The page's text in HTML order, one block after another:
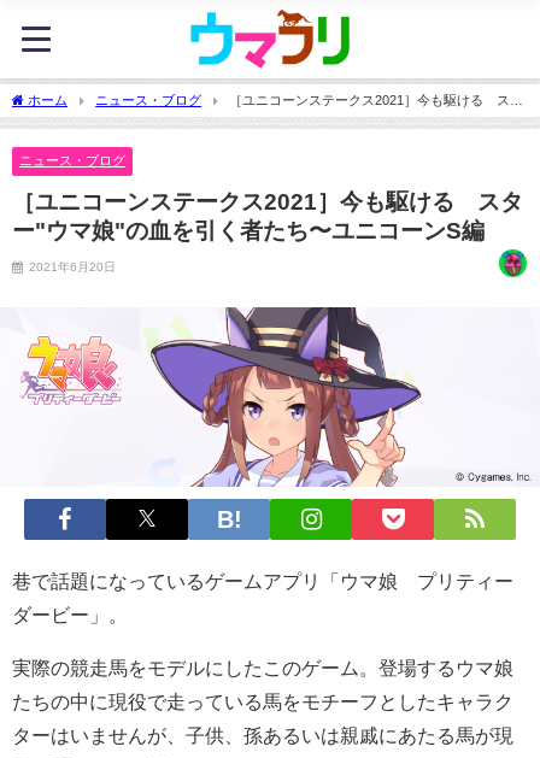
ホーム ニュース・ブログ
［ユニコーンステークス2021］今も駆ける スタ
ー"ウマ娘"の血を引く者たち〜ユニコーンS編
ニュース・ブログ
［ユニコーンステークス2021］今も駆ける スタ
ー"ウマ娘"の血を引く者たち〜ユニコーンS編
2021年6月20日
巷で話題になっているゲームアプリ「ウマ娘 プリティー
ダービー」。
実際の競走馬をモデルにしたこのゲーム。登場するウマ娘
たちの中に現役で走っている馬をモチーフとしたキャラク
ターはいませんが、子供、孫あるいは親戚にあたる馬が現